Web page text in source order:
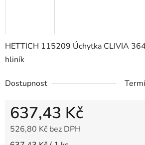
HETTICH 115209 Úchytka CLIVIA
hliník
Dostupnost
637,43 Kč
526,80 Kč bez DPH